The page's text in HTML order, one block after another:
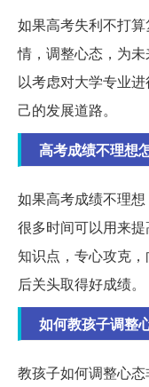
如果高考失利不打
情，调整心态，为
以考虑对大学专业
己的发展道路。
高考成绩不理想
如果高考成绩不理
很多时间可以用来
知识点，专心攻克
后关头取得好成绩。
如何教孩子调整
教孩子如何调整心